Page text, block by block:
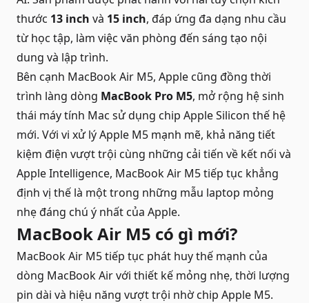
thước 13 inch và 15 inch, đáp ứng đa dạng nhu cầu
từ học tập, làm việc văn phòng đến sáng tạo nội
dung và lập trình.
Bên cạnh MacBook Air M5, Apple cũng đồng thời
trình làng dòng MacBook Pro M5, mở rộng hệ sinh
thái máy tính Mac sử dụng chip Apple Silicon thế hệ
mới. Với vi xử lý Apple M5 mạnh mẽ, khả năng tiết
kiệm điện vượt trội cùng những cải tiến về kết nối và
Apple Intelligence, MacBook Air M5 tiếp tục khẳng
định vị thế là một trong những mẫu laptop mỏng
nhẹ đáng chú ý nhất của Apple.
MacBook Air M5 có gì mới?
MacBook Air M5 tiếp tục phát huy thế mạnh của
dòng MacBook Air với thiết kế mỏng nhẹ, thời lượng
pin dài và hiệu năng vượt trội nhờ chip Apple M5.